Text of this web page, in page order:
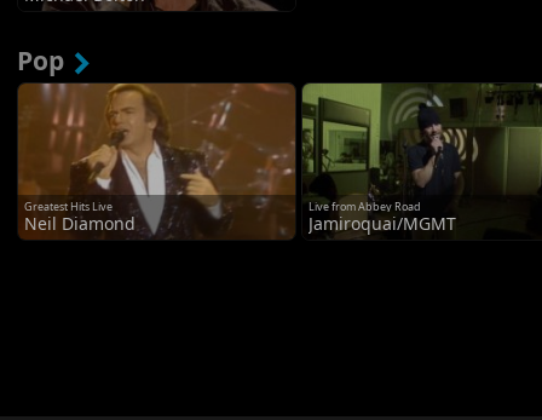
Pop
Greatest Hits Live
Neil Diamond
Live from Abbey Road
Jamiroquai/MGMT